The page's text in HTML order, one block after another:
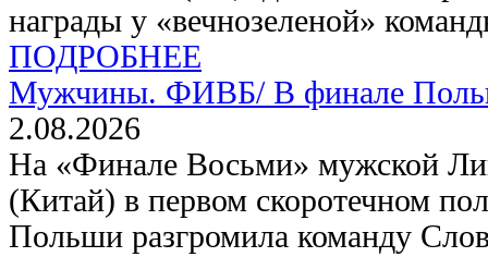
награды у «вечнозеленой»
ПОДРОБНЕЕ
Мужчины. ФИВБ/ В финале
2.08.2026
На «Финале Восьми» мужской
(Китай) в первом скоротечном
Польши разгромила команду